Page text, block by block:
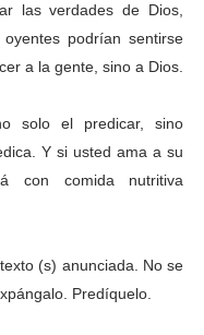
las verdades de Dios,
podrían sentirse
a la gente, sino a Dios.
solo el predicar, sino
Y si usted ama a su
con comida nutritiva
(s) anunciada. No se
Predíquelo.